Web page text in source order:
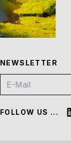
NEWSLETTER
FOLLOW US ...